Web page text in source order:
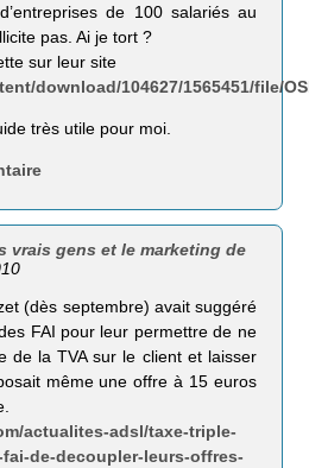
de 100 salariés au
pas. Ai je tort ?
sur leur site
download/104627/1565451/file/
très utile pour moi.
vrais gens et le marketing de
(dès septembre) avait suggéré
FAI pour leur permettre de ne
de la TVA sur le client et laisser
même une offre à 15 euros
actualites-adsl/taxe-triple-
de-decoupler-leurs-offres-